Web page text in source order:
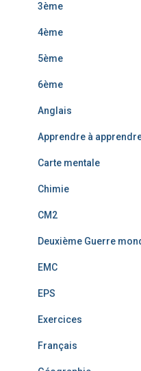
3ème
4ème
5ème
6ème
Anglais
Apprendre à
Carte mentale
Chimie
CM2
Deuxième Guerre
EMC
EPS
Exercices
Français